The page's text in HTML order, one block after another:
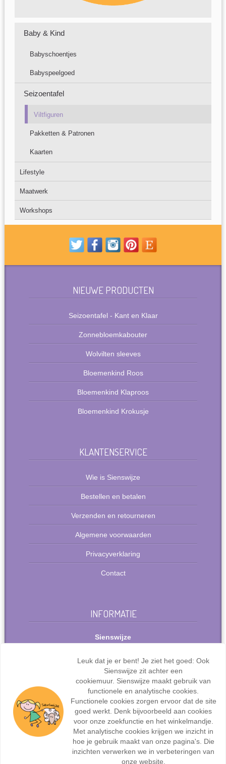
Baby & Kind
Babyschoentjes
Babyspeelgoed
Seizoentafel
Viltfiguren
Pakketten & Patronen
Kaarten
Lifestyle
Maatwerk
Workshops
NIEUWE PRODUCTEN
Seizoentafel - Kant en Klaar
Zonnebloemkabouter
Wolvilten sleeves
Bloemenkind Roos
Bloemenkind Klaproos
Bloemenkind Krokusje
KLANTENSERVICE
Wie is Sienswijze
Bestellen en betalen
Verzenden en retourneren
Algemene voorwaarden
Privacyverklaring
Contact
INFORMATIE
Sienswijze
2711 PP Zoetermeer
Nederland
Tel: +31(0)627072095
info@sienswijze.nl
KvK-nr.: 67667317
Webdesign en ontwikkeling doorSienswijze ICT
Leuk dat je er bent! Je ziet het goed: Ook
Sienswijze zit achter een
cookiemuur. Sienswijze maakt gebruik van
functionele en analytische cookies.
Functionele cookies zorgen ervoor dat de site
goed werkt. Denk bijvoorbeeld aan cookies
voor onze zoekfunctie en het winkelmandje.
Met analytische cookies krijgen we inzicht in
hoe je gebruik maakt van onze pagina's. Die
inzichten verwerken we in verbeteringen van
onze website.